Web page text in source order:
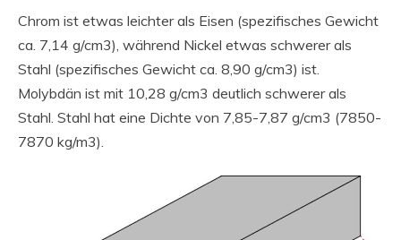
Chrom ist etwas leichter als Eisen (spezifisches Gewicht
ca. 7,14 g/cm3), während Nickel etwas schwerer als
Stahl (spezifisches Gewicht ca. 8,90 g/cm3) ist.
Molybdän ist mit 10,28 g/cm3 deutlich schwerer als
Stahl. Stahl hat eine Dichte von 7,85-7,87 g/cm3 (7850-
7870 kg/m3).